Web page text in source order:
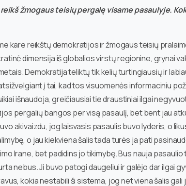
žmogaus teisių pergalę visame pasaulyje.
kare reikštų demokratijos ir žmogaus teisių
dimensija iš globalios virstų regionine, grynai
Demokratija teliktų tik kelių turtingiausių ir
į tai, kad tos visuomenės informaciniu
išnaudoja, greičiausiai tie draustiniai ilgai
pergalių bangos per visą pasaulį, bet bent jau
akivaizdu, jog laisvasis pasaulis buvo lyderis, o
o jau kiekviena šalis tada turės ja pati
Irane, bet padidins jo tikimybę. Bus nauja
nebus. Ji buvo patogi daugeliui ir galėjo dar ilgai
kokia nestabili ši sistema, jog net viena šalis gali